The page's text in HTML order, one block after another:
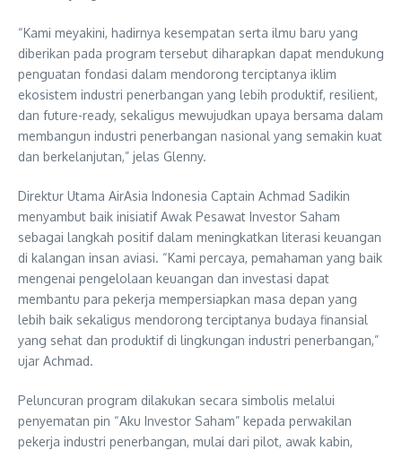
“Kami meyakini, hadirnya kesempatan serta ilmu baru yang
diberikan pada program tersebut diharapkan dapat mendukung
penguatan fondasi dalam mendorong terciptanya iklim
ekosistem industri penerbangan yang lebih produktif, resilient,
dan future-ready, sekaligus mewujudkan upaya bersama dalam
membangun industri penerbangan nasional yang semakin kuat
dan berkelanjutan,” jelas Glenny.
Direktur Utama AirAsia Indonesia Captain Achmad Sadikin
menyambut baik inisiatif Awak Pesawat Investor Saham
sebagai langkah positif dalam meningkatkan literasi keuangan
di kalangan insan aviasi. “Kami percaya, pemahaman yang baik
mengenai pengelolaan keuangan dan investasi dapat
membantu para pekerja mempersiapkan masa depan yang
lebih baik sekaligus mendorong terciptanya budaya finansial
yang sehat dan produktif di lingkungan industri penerbangan,”
ujar Achmad.
Peluncuran program dilakukan secara simbolis melalui
penyematan pin “Aku Investor Saham” kepada perwakilan
pekerja industri penerbangan, mulai dari pilot, awak kabin,